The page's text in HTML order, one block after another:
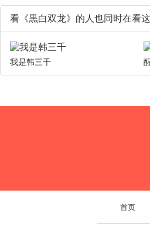
看《黒白双龙》的人也同时在看
我是韩三千
首页